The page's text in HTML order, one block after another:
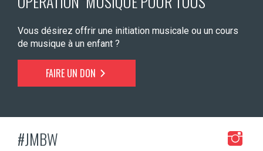
Vous désirez offrir une initiation musicale ou un cours
de musique à un enfant ?
FAIRE UN DON
#JMBW